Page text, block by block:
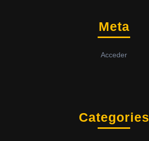
Meta
Acceder
Categories